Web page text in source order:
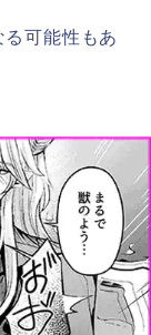
可能性もあ